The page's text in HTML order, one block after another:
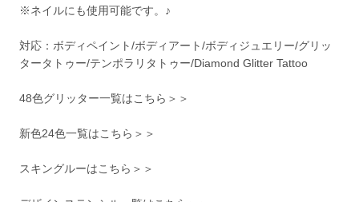
※ネイルにも使用可能です。♪
対応：ボディペイント/ボディアート/ボディジュエリー/グリッ
タータトゥー/テンポラリタトゥー/Diamond Glitter Tattoo
48色グリッター一覧はこちら＞＞
新色24色一覧はこちら＞＞
スキングルーはこちら＞＞